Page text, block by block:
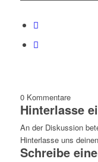
0 Kommentare
Hinterlasse
An der Diskussion
Hinterlasse uns
Schreibe